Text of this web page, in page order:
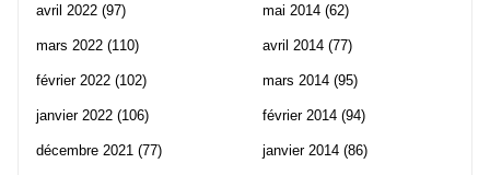
avril 2022 (97)
mars 2022 (110)
février 2022 (102)
janvier 2022 (106)
décembre 2021 (77)
mai 2014 (62)
avril 2014 (77)
mars 2014 (95)
février 2014 (94)
janvier 2014 (86)